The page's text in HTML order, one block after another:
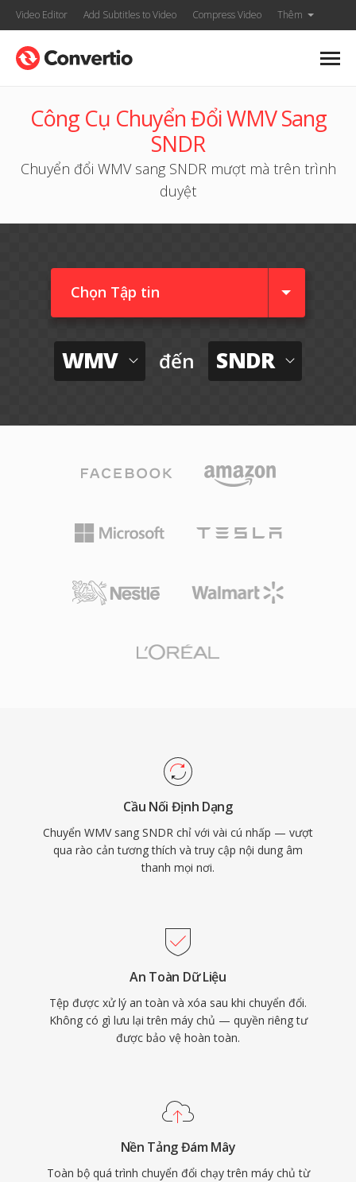
Video Editor Add Subtitles to Video Compress Video Thêm
Công Cụ Chuyển Đổi WMV Sang
SNDR
Chuyển đổi WMV sang SNDR mượt mà trên trình
duyệt
Chọn Tập tin
WMV đến SNDR
Cầu Nối Định Dạng
Chuyển WMV sang SNDR chỉ với vài cú nhấp — vượt
qua rào cản tương thích và truy cập nội dung âm
thanh mọi nơi.
An Toàn Dữ Liệu
Tệp được xử lý an toàn và xóa sau khi chuyển đổi.
Không có gì lưu lại trên máy chủ — quyền riêng tư
được bảo vệ hoàn toàn.
Nền Tảng Đám Mây
Toàn bộ quá trình chuyển đổi chạy trên máy chủ từ